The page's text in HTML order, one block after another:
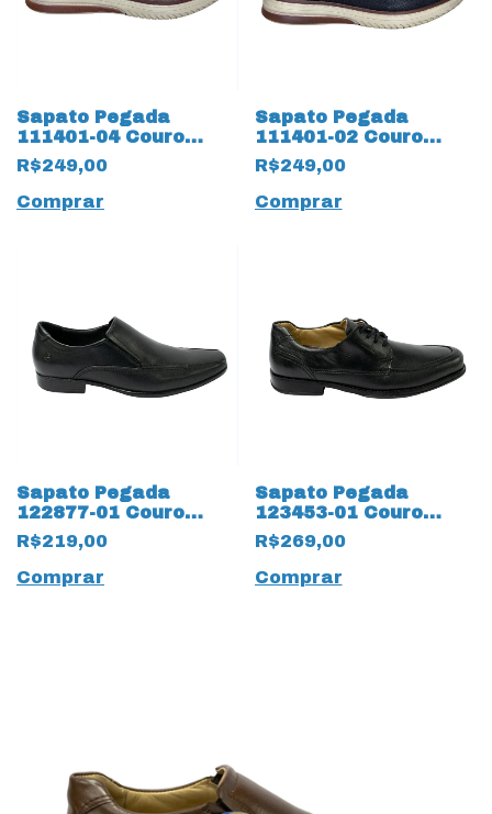
Sapato Pegada
111401-04 Couro
Natural Stretch
17556 Areia
R$249,00
Comprar
Sapato Pegada
111401-02 Couro
Natural Stretch
17555 Preto
R$249,00
Comprar
Sapato Pegada
122877-01 Couro
Natural Stretch
14242 Preto
R$219,00
Comprar
Sapato Pegada
123453-01 Couro
Natural Mestiço
14241 Preto
R$269,00
Comprar